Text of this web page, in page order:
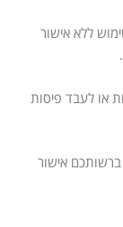
ללא אישור
.
או לעבד פיסות
ברשותכם אישור